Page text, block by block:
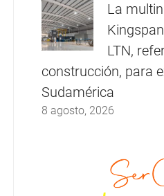
La
LTN,
construcción, para
Sudamérica
8 agosto, 2026